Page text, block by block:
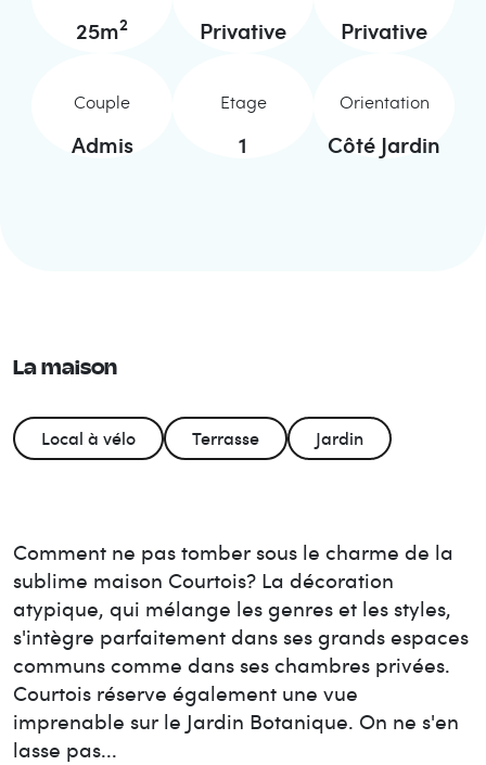
25m2 Privative Privative
Couple
Admis
Etage
1
Orientation
Côté Jardin
La maison
Local à vélo Terrasse Jardin
Comment ne pas tomber sous le charme de la
sublime maison Courtois? La décoration
atypique, qui mélange les genres et les styles,
s'intègre parfaitement dans ses grands espaces
communs comme dans ses chambres privées.
Courtois réserve également une vue
imprenable sur le Jardin Botanique. On ne s'en
lasse pas...